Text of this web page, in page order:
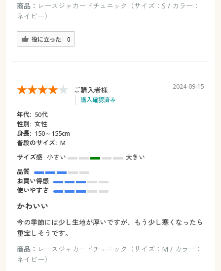
商品： レースジャカードチュニック（サイズ：S / カラー：
ネイビー）
役に立った 0
ご購入者様
購入確認済み
2024-09-15
年代: 50代
性別: 女性
身長: 150～155cm
普段のサイズ: M
サイズ感 小さい
大きい
品質
お買い得感
使いやすさ
かわいい
今の季節には少し生地が厚いですが、もう少し寒くなったら
重宝しそうです。
商品： レースジャカードチュニック（サイズ：M / カラー：
ネイビー）